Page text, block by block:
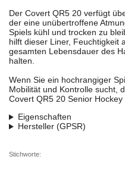
Der Covert QR5 20 verfügt
der eine unübertroffene
Spiels kühl und trocken zu
hilft dieser Liner, Feuchtigkeit
gesamten Lebensdauer des
halten.
Wenn Sie ein hochrangiger
Mobilität und Kontrolle sucht,
Covert QR5 20 Senior Hockey
Eigenschaften
Hersteller (GPSR)
Stichworte: